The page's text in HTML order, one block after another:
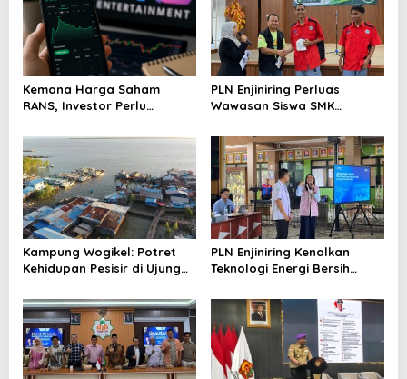
Kemana Harga Saham
RANS, Investor Perlu
Menghindari Spekulasi
Berlebihan
PLN Enjiniring Perluas
Wawasan Siswa SMK
Perubahan Iklim
Kampung Wogikel: Potret
Kehidupan Pesisir di Ujung
Bertahan di Tengah
Keterbatasan
PLN Enjiniring Kenalkan
Teknologi Energi Bersih